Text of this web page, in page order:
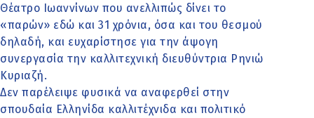
Θέατρο Ιωαννίνων που ανελλιπώς δίνει το
«παρών» εδώ και 31 χρόνια, όσα και του θεσμού
δηλαδή, και ευχαρίστησε για την άψογη
συνεργασία την καλλιτεχνική διευθύντρια Ρηνιώ
Κυριαζή.
Δεν παρέλειψε φυσικά να αναφερθεί στην
σπουδαία Ελληνίδα καλλιτέχνιδα και πολιτικό